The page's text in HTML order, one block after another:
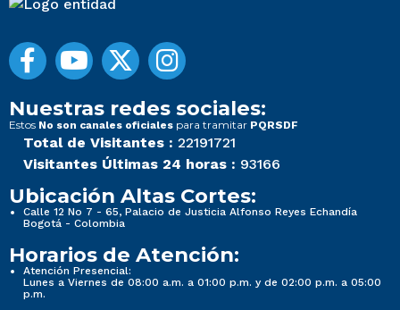
Nuestras redes sociales:
Estos No son canales oficiales para tramitar PQRSDF
Total de Visitantes : 22191721
Visitantes Últimas 24 horas : 93166
Ubicación Altas Cortes:
Calle 12 No 7 - 65, Palacio de Justicia Alfonso Reyes Echandía
Bogotá - Colombia
Horarios de Atención:
Atención Presencial:
Lunes a Viernes de 08:00 a.m. a 01:00 p.m. y de 02:00 p.m. a 05:00
p.m.